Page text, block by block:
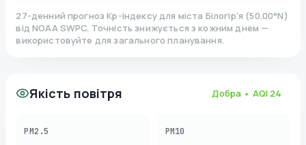
27-денний прогноз Kp-індексу для міста Білогір’я (50.00°N)
від NOAA SWPC. Точність знижується з кожним днем —
використовуйте для загального планування.
Якість повітря Добра • AQI 24
PM2.5 PM10